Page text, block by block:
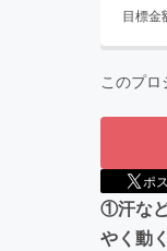
目標金
このプロ
ポ
①汗な
やく動